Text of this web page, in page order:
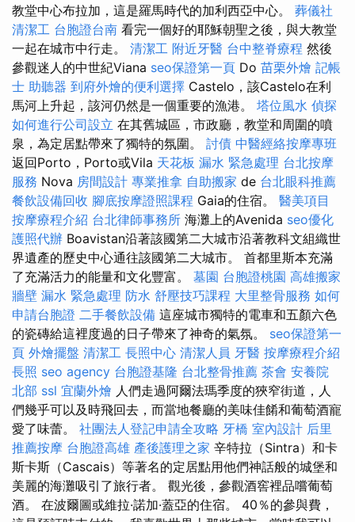
教堂中心布拉加，這是羅馬時代的加利西亞中心。 葬儀社
清潔工 台胞證台南 看完一個好的耶穌朝聖之後，與大教堂
一起在城市中行走。 清潔工 附近牙醫 台中整脊療程 然後
參觀迷人的中世紀Viana seo保證第一頁 Do 苗栗外燴 記帳
士 助聽器 到府外燴的便利選擇 Castelo，該Castelo在利
馬河上升起，該河仍然是一個重要的漁港。 塔位風水 偵探
如何進行公司設立 在其舊城區，市政廳，教堂和周圍的噴
泉，為定居點帶來了獨特的氛圍。 討債 中醫經絡按摩專班
返回Porto，Porto或Vila 天花板 漏水 緊急處理 台北按摩
服務 Nova 房間設計 專業推拿 自助搬家 de 台北眼科推薦
餐飲設備回收 腳底按摩證照課程 Gaia的住宿。 醫美項目
按摩療程介紹 台北律師事務所 海灘上的Avenida seo優化
護照代辦 Boavistan沿著該國第二大城市沿著教科文組織世
界遺產的歷史中心通往該國第二大城市。 首都里斯本充滿
了充滿活力的能量和文化豐富。 墓園 台胞證桃園 高雄搬家
牆壁 漏水 緊急處理 防水 舒壓技巧課程 大里整骨服務 如何
申請台胞證 二手餐飲設備 這座城市獨特的電車和五顏六色
的瓷磚給這裡度過的日子帶來了神奇的氣氛。 seo保證第一
頁 外燴擺盤 清潔工 長照中心 清潔人員 牙醫 按摩療程介紹
長照 seo agency 台胞證基隆 台北整骨推薦 茶會 安養院
北部 ssl 宜蘭外燴 人們走過阿爾法瑪季度的狹窄街道，人
們幾乎可以及時飛回去，而當地餐廳的美味佳餚和葡萄酒寵
愛了味蕾。 社團法人登記申請全攻略 牙橋 室內設計 后里
推薦按摩 台胞證高雄 產後護理之家 辛特拉（Sintra）和卡
斯卡斯（Cascais）等著名的定居點用他們神話般的城堡和
美麗的海灘吸引了旅行者。 觀光後，參觀酒窖裡品嚐葡萄
酒。 在波爾圖或維拉·諾加·蓋亞的住宿。 40％的參與費，